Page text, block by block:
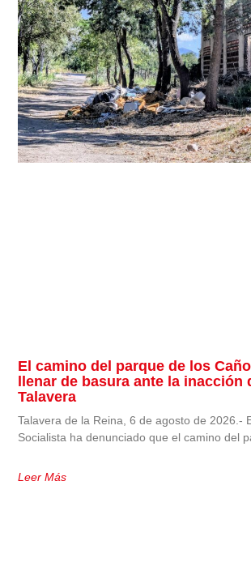
El camino del parque de los
llenar de basura ante la inacción
Talavera
Talavera de la Reina, 6 de agosto de 2026.-
Socialista ha denunciado que el camino del
Leer Más